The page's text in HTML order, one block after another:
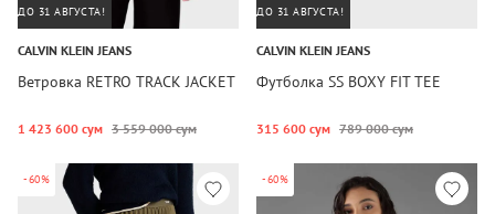
ДО 31 АВГУСТА!
CALVIN KLEIN JEANS
Ветровка RETRO TRACK JACKET
1 423 600 сум 3 559 000 сум
ДО 31 АВГУСТА!
CALVIN KLEIN JEANS
Футболка SS BOXY FIT TEE
315 600 сум 789 000 сум
-60% -60%